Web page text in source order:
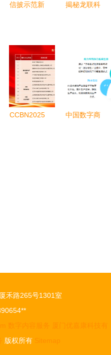
信披示范新
临时公告格
式调整与市
鲶效应
揭秘龙联科
下勇立潮
头？
CCBN2025
中国数字商
禾路265号1301室
数字内容服务
厦门优嘉康科技有
版权所有 Sitemap